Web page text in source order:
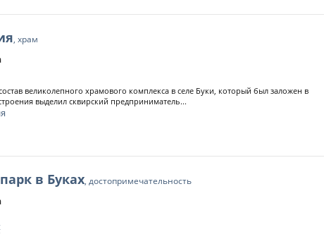
, храм
великолепного храмового комплекса в селе Буки, который был заложен в
выделил сквирский предприниматель...
в Буках, достопримечательность